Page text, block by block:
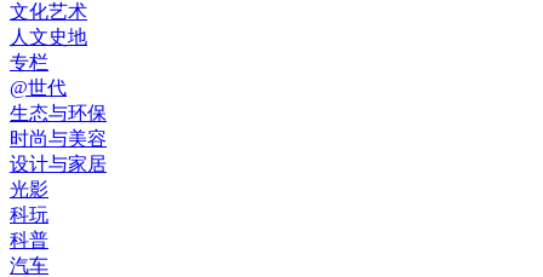
文化艺术
人文史地
专栏
@世代
生态与环保
时尚与美容
设计与家居
光影
科玩
科普
汽车